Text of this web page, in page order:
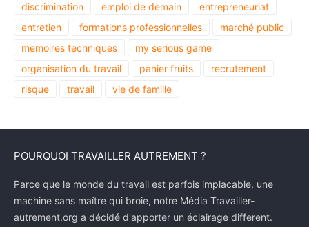
discrimination
emploi de demain
entrepreneuriat
entretien
formations professionnelles
marché public
memoires techniques
my serious game
organisation du travail
panier fruits
recrutement
risque
travail vie de famille
POURQUOI TRAVAILLER AUTREMENT ?
Parce que le monde du travail est parfois implacable, une
machine sans maître qui broie, notre Média Travailler-
autrement.org a décidé d'apporter un éclairage different.